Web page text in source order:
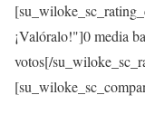
¡Valóralo!"]0media
votos[/